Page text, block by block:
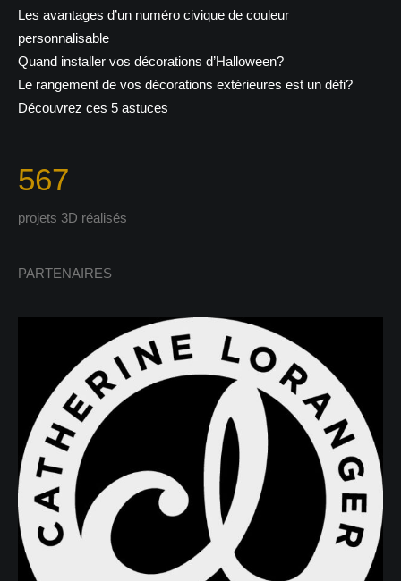
Les avantages d’un numéro civique de couleur
personnalisable
Quand installer vos décorations d’Halloween?
Le rangement de vos décorations extérieures est un défi?
Découvrez ces 5 astuces
567
projets 3D réalisés
PARTENAIRES